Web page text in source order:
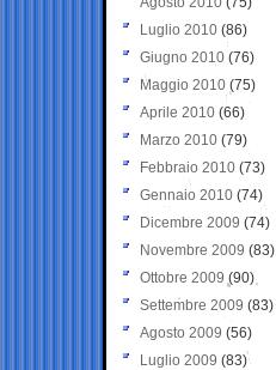
Luglio 2010 (86)
Giugno 2010 (76)
Maggio 2010 (75)
Aprile 2010 (66)
Marzo 2010 (79)
Febbraio 2010 (73)
Gennaio 2010 (74)
Dicembre 2009 (74)
Novembre 2009 (83)
Ottobre 2009 (90)
Settembre 2009 (83)
Agosto 2009 (56)
Luglio 2009 (83)